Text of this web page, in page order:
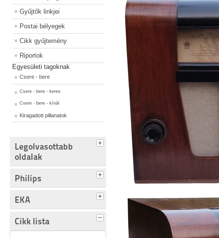
Gyűjtők linkjei
Postai bélyegek
Cikk gyűjtemény
Riportok
Egyesületi tagoknak
Csere - bere
Csere - bere - keres
Csere - bere - kínál
Kiragadott pillanatok
Legolvasottabb
oldalak
Philips
EKA
Cikk lista